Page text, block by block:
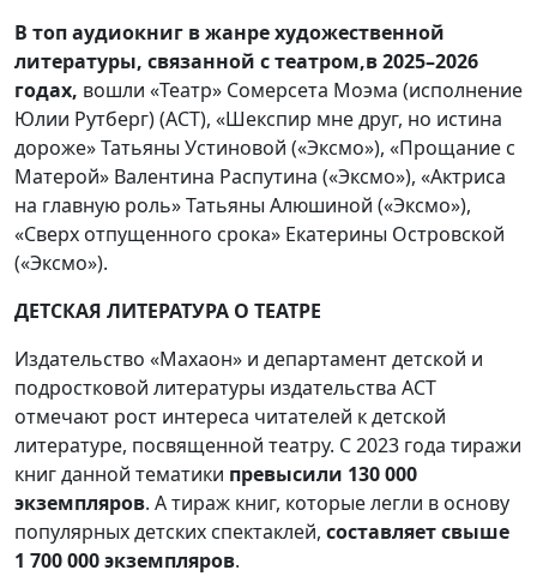
В топ аудиокниг в жанре художественной
литературы, связанной с театром,в 2025–2026
годах, вошли «Театр» Сомерсета Моэма (исполнение
Юлии Рутберг) (АСТ), «Шекспир мне друг, но истина
дороже» Татьяны Устиновой («Эксмо»), «Прощание с
Матерой» Валентина Распутина («Эксмо»), «Актриса
на главную роль» Татьяны Алюшиной («Эксмо»),
«Сверх отпущенного срока» Екатерины Островской
(«Эксмо»).
ДЕТСКАЯ ЛИТЕРАТУРА О ТЕАТРЕ
Издательство «Махаон» и департамент детской и
подростковой литературы издательства АСТ
отмечают рост интереса читателей к детской
литературе, посвященной театру. С 2023 года тиражи
книг данной тематики превысили 130 000
экземпляров. А тираж книг, которые легли в основу
популярных детских спектаклей, составляет свыше
1 700 000 экземпляров.